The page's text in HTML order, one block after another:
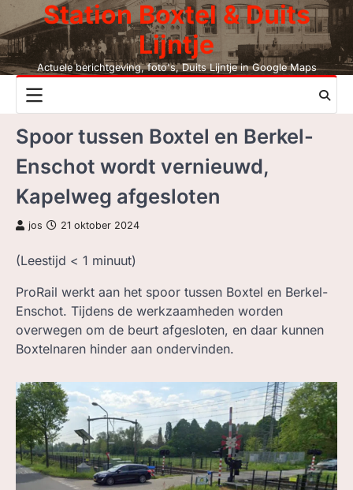
Skip
to
content
Station Boxtel & Duits
Lijntje
Actuele berichtgeving, foto's, Duits Lijntje in Google Maps
DUITS LIJNTJE
STATION BOXTEL
CONTACT
ZOEK, NIET BC
LEZEN BC, JAAR
Spoor tussen Boxtel en Berkel-
Enschot wordt vernieuwd,
Kapelweg afgesloten
jos 21 oktober 2024
(Leestijd < 1 minuut)
ProRail werkt aan het spoor tussen Boxtel en Berkel-
Enschot. Tijdens de werkzaamheden worden
overwegen om de beurt afgesloten, en daar kunnen
Boxtelnaren hinder aan ondervinden.